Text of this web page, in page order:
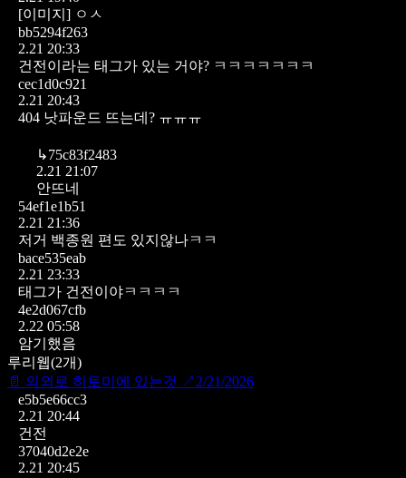
[이미지] ㅇㅅ
bb5294f263
2.21 20:33
건전이라는 태그가 있는 거야? ㅋㅋㅋㅋㅋㅋㅋ
cec1d0c921
2.21 20:43
404 낫파운드 뜨는데? ㅠㅠㅠ
↳75c83f2483
2.21 21:07
안뜨네
54ef1e1b51
2.21 21:36
저거 백종원 편도 있지않나ㅋㅋ
bace535eab
2.21 23:33
태그가 건전이야ㅋㅋㅋㅋ
4e2d067cfb
2.22 05:58
암기했음
루리웹(2개)
📄 의외로 히토미에 있는것 ↗ 2/21/2026
e5b5e66cc3
2.21 20:44
건전
37040d2e2e
2.21 20:45